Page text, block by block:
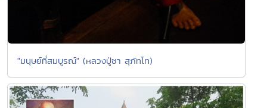
"มนุษย์ที่สมบูรณ์" (หลวงปู่ชา สุภัทโท)